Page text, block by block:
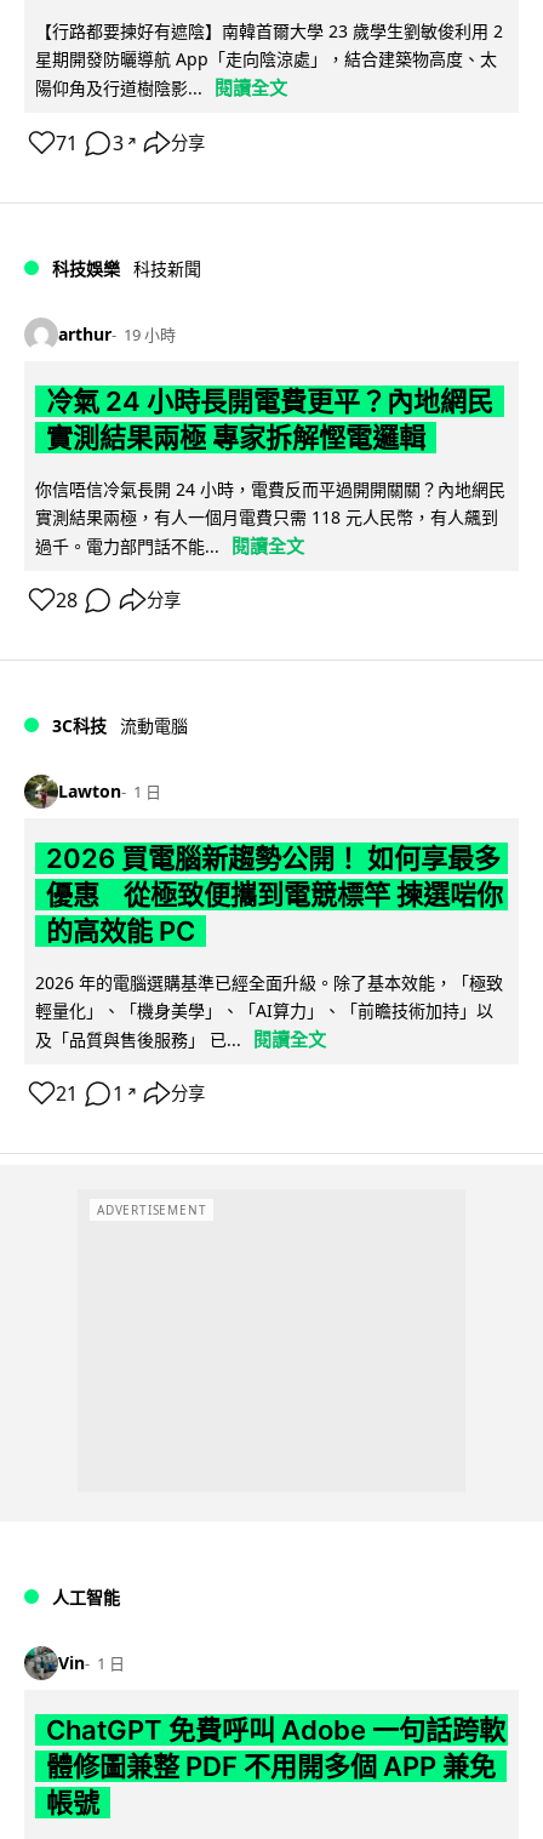
【行路都要揀好有遮陰】南韓首爾大學 23 歲學生劉敏俊利用 2
星期開發防曬導航 App「走向陰涼處」，結合建築物高度、太
陽仰角及行道樹陰影...
閱讀全文
71 3 ↗ 分享
科技娛樂 科技新聞
arthur 19 小時
冷氣 24 小時長開電費更平？內地網民
實測結果兩極 專家拆解慳電邏輯
你信唔信冷氣長開 24 小時，電費反而平過開開關關？內地網民
實測結果兩極，有人一個月電費只需 118 元人民幣，有人飆到
過千。電力部門話不能...
閱讀全文
28 分享
3C科技 流動電腦
Lawton 1 日
2026 買電腦新趨勢公開！ 如何享最多
優惠 從極致便攜到電競標竿 揀選啱你
的高效能 PC
2026 年的電腦選購基準已經全面升級。除了基本效能，「極致
輕量化」、「機身美學」、「AI算力」、「前瞻技術加持」以
及「品質與售後服務」 已...
閱讀全文
21 1 ↗ 分享
ADVERTISEMENT
人工智能
Vin 1 日
ChatGPT 免費呼叫 Adobe 一句話跨軟
體修圖兼整 PDF 不用開多個 APP 兼免
帳號